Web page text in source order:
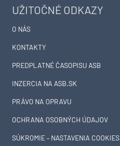
UŽITOČNÉ ODKAZY
O NÁS
KONTAKTY
PREDPLATNÉ ČASOPISU ASB
INZERCIA NA ASB.SK
PRÁVO NA OPRAVU
OCHRANA OSOBNÝCH ÚDAJOV
SÚKROMIE – NASTAVENIA COOKIES